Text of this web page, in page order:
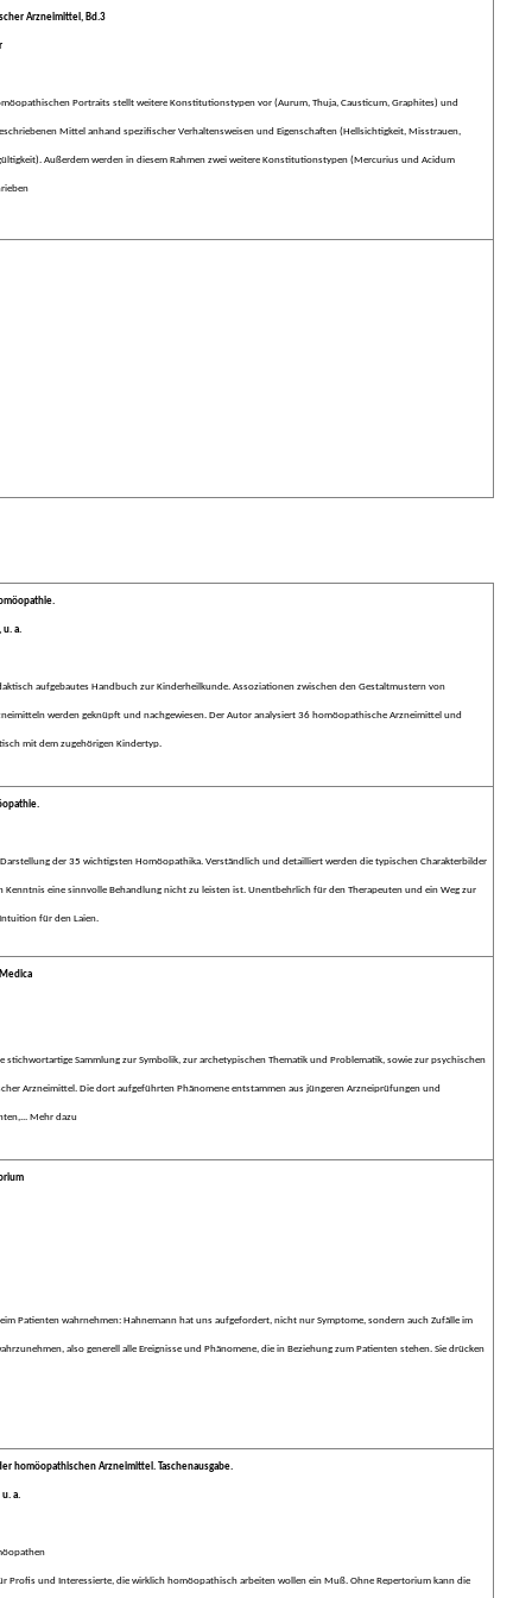
Arzneimittel, Bd.3
Portraits stellt weitere Konstitutionstypen vor (Aurum, Thuja, Causticum, Graphites) und
Mittel anhand spezifischer Verhaltensweisen und Eigenschaften (Hellsichtigkeit, Misstrauen,
Außerdem werden in diesem Rahmen zwei weitere Konstitutionstypen (Mercurius und Acidum
u. a.
aufgebautes Handbuch zur Kinderheilkunde. Assoziationen zwischen den Gestaltmustern von
werden geknüpft und nachgewiesen. Der Autor analysiert 36 homöopathische Arzneimittel und
mit dem zugehörigen Kindertyp.
Darstellung der 35 wichtigsten Homöopathika. Verständlich und detailliert werden die typischen Charakterbilder
Kenntnis eine sinnvolle Behandlung nicht zu leisten ist. Unentbehrlich für den Therapeuten und ein Weg zur
für den Laien.
stichwortartige Sammlung zur Symbolik, zur archetypischen Thematik und Problematik, sowie zur psychischen
Arzneimittel. Die dort aufgeführten Phänomene entstammen aus jüngeren Arzneiprüfungen und
Mehr dazu
Patienten wahrnehmen: Hahnemann hat uns aufgefordert, nicht nur Symptome, sondern auch Zufälle im
also generell alle Ereignisse und Phänomene, die in Beziehung zum Patienten stehen. Sie drücken
homöopathischen Arzneimittel. Taschenausgabe.
u. a.
Profis und Interessierte, die wirklich homöopathisch arbeiten wollen ein Muß. Ohne Repertorium kann die